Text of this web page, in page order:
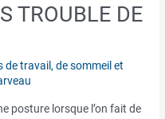
TROUBLE DE
de travail, de sommeil et
posture lorsque l’on fait de